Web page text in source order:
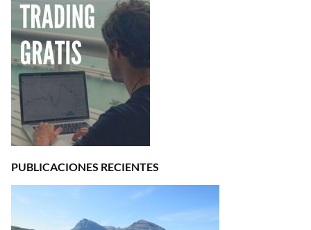
PUBLICACIONES RECIENTES